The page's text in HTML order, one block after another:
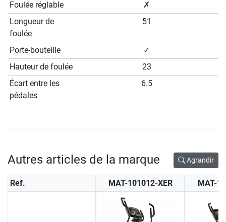
Foulée réglable
✗
Longueur de
foulée
51
Porte-bouteille
✓
Hauteur de foulée
23
Écart entre les
pédales
6.5
Autres articles de la marque Agrandir
Ref. MAT-101012-XER MAT-